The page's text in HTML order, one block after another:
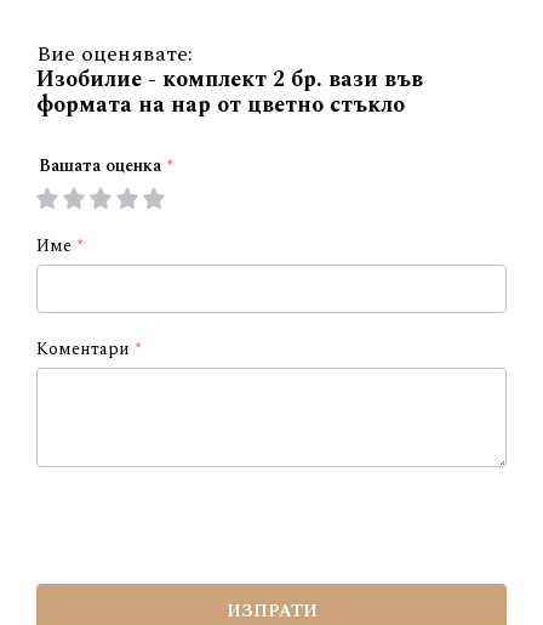
Вие оценявате:
Изобилие - комплект 2 бр. вази във
формата на нар от цветно стъкло
Вашата оценка
1
2
3
4
Име
Коментари
ИЗПРАТИ